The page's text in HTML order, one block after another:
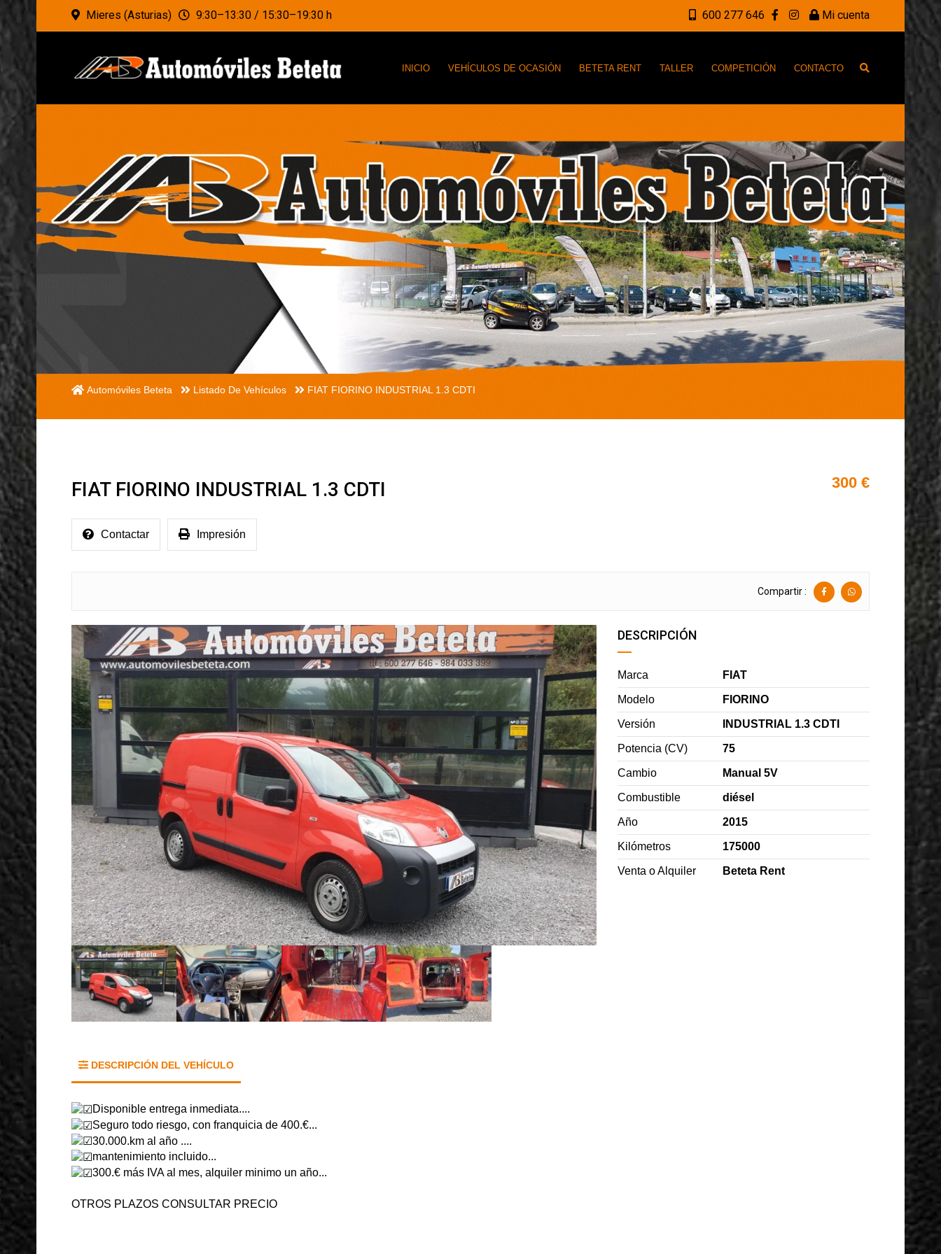
Mieres (Asturias) 9:30–13:30 / 15:30–19:30 h 600 277 646 Mi cuenta
INICIO VEHÍCULOS DE OCASIÓN BETETA RENT TALLER COMPETICIÓN CONTACTO
Automóviles Beteta Listado De Vehículos FIAT FIORINO INDUSTRIAL 1.3 CDTI
FIAT FIORINO INDUSTRIAL 1.3 CDTI 300 €
Contactar Impresión
Compartir :
DESCRIPCIÓN
Marca FIAT
Modelo FIORINO
Versión INDUSTRIAL 1.3 CDTI
Potencia (CV) 75
Cambio Manual 5V
Combustible diésel
Año 2015
Kilómetros 175000
Venta o Alquiler Beteta Rent
DESCRIPCIÓN DEL VEHÍCULO
Disponible entrega inmediata....
Seguro todo riesgo, con franquicia de 400.€...
30.000.km al año ....
mantenimiento incluido...
300.€ más IVA al mes, alquiler minimo un año...
OTROS PLAZOS CONSULTAR PRECIO